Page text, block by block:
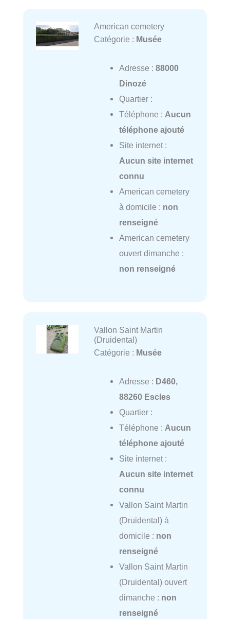
American cemetery
Catégorie : Musée
Adresse : 88000
Dinozé
Quartier :
Téléphone : Aucun
téléphone ajouté
Site internet :
Aucun site internet
connu
American cemetery
à domicile : non
renseigné
American cemetery
ouvert dimanche :
non renseigné
Vallon Saint Martin
(Druidental)
Catégorie : Musée
Adresse : D460,
88260 Escles
Quartier :
Téléphone : Aucun
téléphone ajouté
Site internet :
Aucun site internet
connu
Vallon Saint Martin
(Druidental) à
domicile : non
renseigné
Vallon Saint Martin
(Druidental) ouvert
dimanche : non
renseigné